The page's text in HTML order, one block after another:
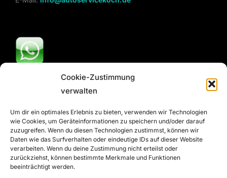
Cookie-Zustimmung
verwalten
Um dir ein optimales Erlebnis zu bieten, verwenden wir Technologien
wie Cookies, um Geräteinformationen zu speichern und/oder darauf
zuzugreifen. Wenn du diesen Technologien zustimmst, können wir
Daten wie das Surfverhalten oder eindeutige IDs auf dieser Website
verarbeiten. Wenn du deine Zustimmung nicht erteilst oder
zurückziehst, können bestimmte Merkmale und Funktionen
beeinträchtigt werden.